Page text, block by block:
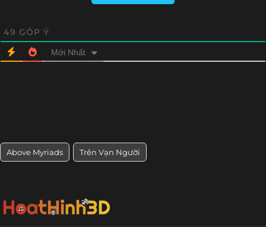
49 GÓP Ý
Mới Nhất
Above Myriads Trên Vạn Người